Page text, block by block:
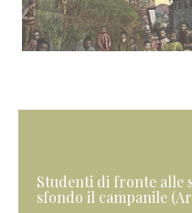
Studenti di fronte alle
sfondo il campanile